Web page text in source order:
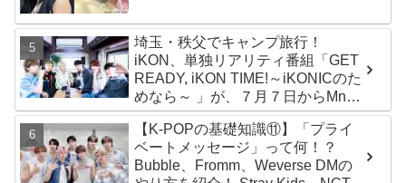
埼玉・秩父でキャンプ旅行！
iKON、単独リアリティ番組「GET
READY, iKON TIME!～iKONICのた
めなら～ 」が、７月７日からMnet
で放送・配信スタート
【K-POPの基礎知識⑪】「プライ
ベートメッセージ」って何！？
Bubble、Fromm、Weverse DMの